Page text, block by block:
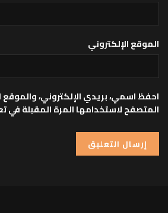
الموقع الإلكتروني
احفظ اسمي، بريدي الإلكتروني، والموقع
المتصفح لاستخدامها المرة المقبلة في